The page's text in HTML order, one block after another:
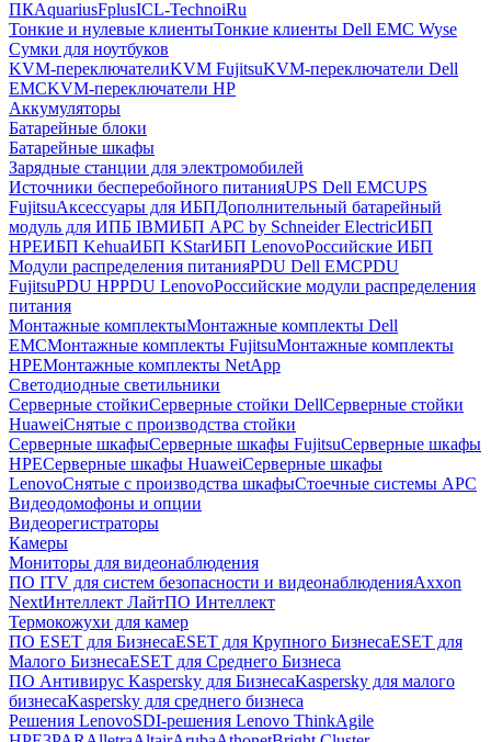
ПКAquariusFplusICL-TechnoiRu
Тонкие и нулевые клиентыТонкие клиенты Dell EMC Wyse
Сумки для ноутбуков
KVM-переключателиKVM FujitsuKVM-переключатели Dell
EMCKVM-переключатели HP
Аккумуляторы
Батарейные блоки
Батарейные шкафы
Зарядные станции для электромобилей
Источники бесперебойного питанияUPS Dell EMCUPS
FujitsuАксессуары для ИБПДополнительный батарейный
модуль для ИПБ IBMИБП APC by Schneider ElectricИБП
HPEИБП KehuaИБП KStarИБП LenovoРоссийские ИБП
Модули распределения питанияPDU Dell EMCPDU
FujitsuPDU HPPDU LenovoРоссийские модули распределения
питания
Монтажные комплектыМонтажные комплекты Dell
EMCМонтажные комплекты FujitsuМонтажные комплекты
HPEМонтажные комплекты NetApp
Светодиодные светильники
Серверные стойкиСерверные стойки DellСерверные стойки
HuaweiСнятые с производства стойки
Серверные шкафыСерверные шкафы FujitsuСерверные шкафы
HPEСерверные шкафы HuaweiСерверные шкафы
LenovoСнятые с производства шкафыСтоечные системы APC
Видеодомофоны и опции
Видеорегистраторы
Камеры
Мониторы для видеонаблюдения
ПО ITV для систем безопасности и видеонаблюденияAxxon
NextИнтеллект ЛайтПО Интеллект
Термокожухи для камер
ПО ESET для БизнесаESET для Крупного БизнесаESET для
Малого БизнесаESET для Среднего Бизнеса
ПО Антивирус Kaspersky для БизнесаKaspersky для малого
бизнесаKaspersky для среднего бизнеса
Решения LenovoSDI-решения Lenovo ThinkAgile